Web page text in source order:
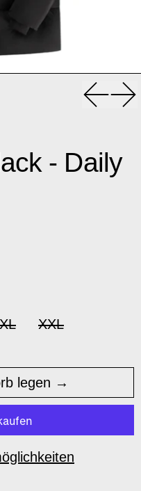
- Daily
XL XXL
legen